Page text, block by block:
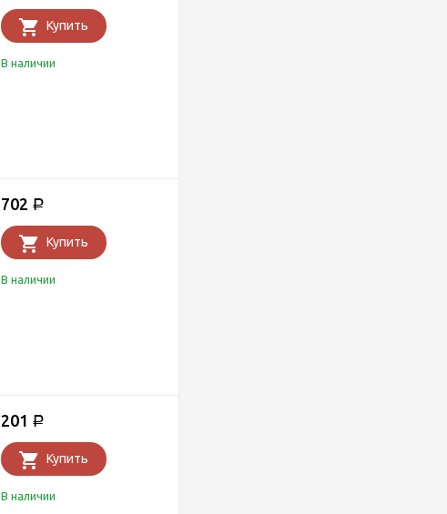
Купить
В наличии
702 Р
Купить
В наличии
201 Р
Купить
В наличии